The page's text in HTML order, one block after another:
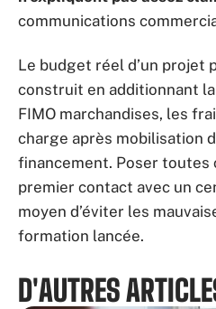
communications
Le budget réel d’un projet
construit en additionnant
FIMO marchandises, les
charge après mobilisation
financement. Poser toutes
premier contact avec un
moyen d’éviter les
formation lancée.
D'AUTRES